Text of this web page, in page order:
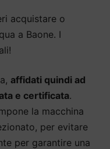
acquistare o
a Baone. I
affidati quindi ad
e certificata.
la macchina
per evitare
per garantire una